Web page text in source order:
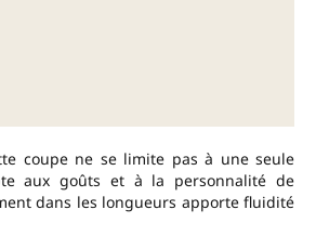
coupe ne se limite pas à une seule
aux goûts et à la personnalité de
dans les longueurs apporte fluidité